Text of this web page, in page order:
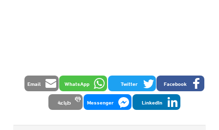
Facebook
Twitter
WhatsApp
Email
LinkedIn
Messenger طباعة